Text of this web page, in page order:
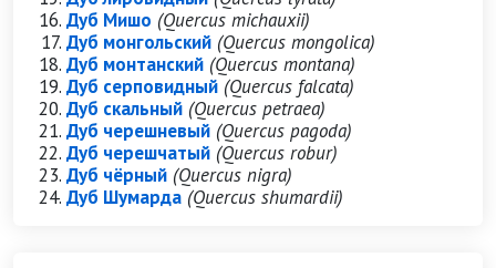
Дуб Мишо (Quercus michauxii)
Дуб монгольский (Quercus mongolica)
Дуб монтанский (Quercus montana)
Дуб серповидный (Quercus falcata)
Дуб скальный (Quercus petraea)
Дуб черешневый (Quercus pagoda)
Дуб черешчатый (Quercus robur)
Дуб чёрный (Quercus nigra)
Дуб Шумарда (Quercus shumardii)